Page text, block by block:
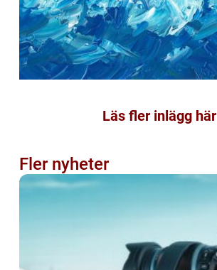
Läs fler inlägg här
Fler nyheter